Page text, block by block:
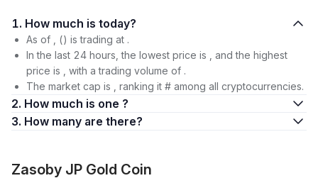
1. How much is today?
As of , () is trading at .
In the last 24 hours, the lowest price is , and the highest
price is , with a trading volume of .
The market cap is , ranking it # among all cryptocurrencies.
2. How much is one ?
3. How many are there?
Zasoby JP Gold Coin